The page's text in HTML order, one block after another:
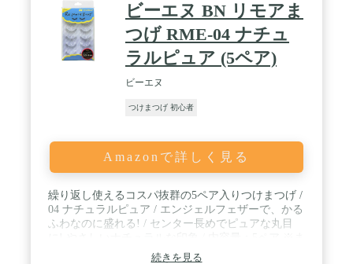
ビーエヌ BN リモアま
つげ RME-04 ナチュ
ラルピュア (5ペア)
ビーエヌ
つけまつげ 初心者
Amazonで詳しく見る
繰り返し使えるコスパ抜群の5ペア入りつけまつげ /
04 ナチュラルピュア / エンジェルフェザーで、かる
ふわなのに盛れる! / センター長めでピュアな丸目
つ毛のりは付いていません続きを見る